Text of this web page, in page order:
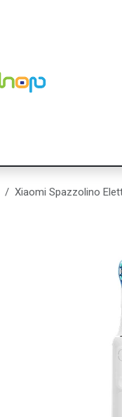
Xiaomi Spazzolino